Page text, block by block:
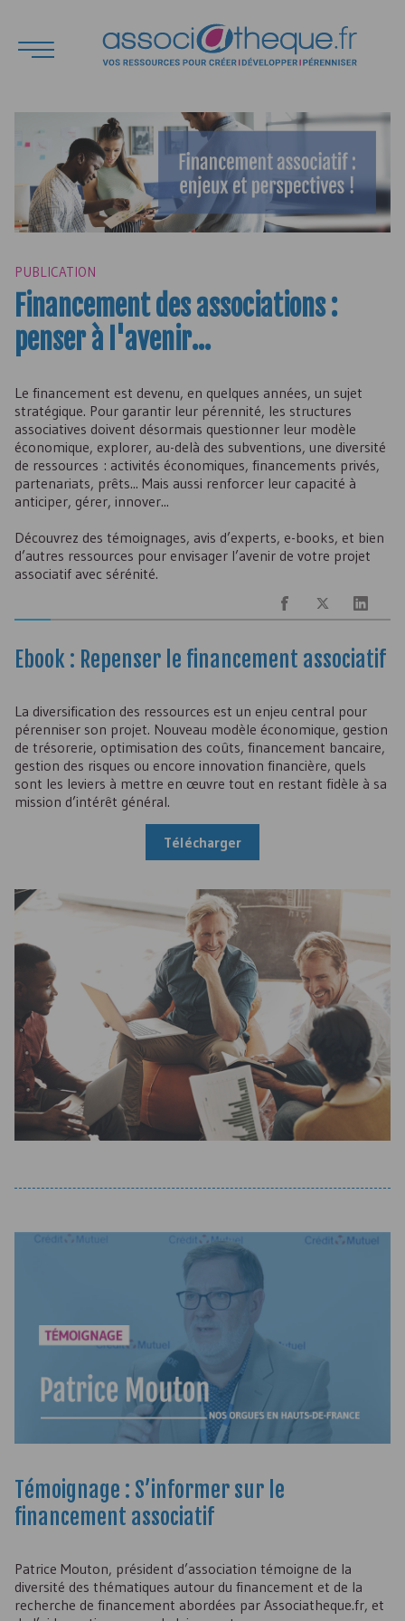
PUBLICATION
Financement des associations :
penser à l'avenir...
Le financement est devenu, en quelques années, un sujet
stratégique. Pour garantir leur pérennité, les structures
associatives doivent désormais questionner leur modèle
économique, explorer, au-delà des subventions, une diversité
de ressources : activités économiques, financements privés,
partenariats, prêts... Mais aussi renforcer leur capacité à
anticiper, gérer, innover...
Découvrez des témoignages, avis d’experts, e-books, et bien
d’autres ressources pour envisager l’avenir de votre projet
associatif avec sérénité.
Ebook : Repenser le financement associatif
La diversification des ressources est un enjeu central pour
pérenniser son projet. Nouveau modèle économique, gestion
de trésorerie, optimisation des coûts, financement bancaire,
gestion des risques ou encore innovation financière, quels
sont les leviers à mettre en œuvre tout en restant fidèle à sa
mission d’intérêt général.
Télécharger
Témoignage : S’informer sur le
financement associatif
Patrice Mouton, président d’association témoigne de la
diversité des thématiques autour du financement et de la
recherche de financement abordées par Associatheque.fr, et